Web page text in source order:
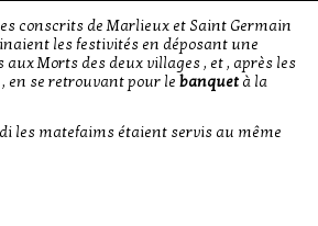
conscrits de Marlieux et Saint Germain
les festivités en déposant une
Morts des deux villages , et , après les
en se retrouvant pour le banquet à la
les matefaims étaient servis au même